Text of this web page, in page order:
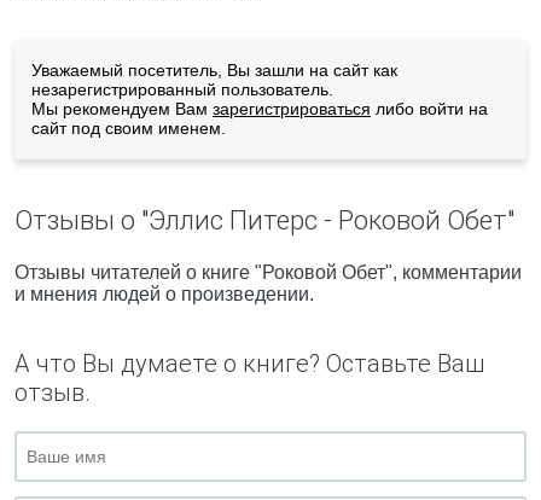
Уважаемый посетитель, Вы зашли на сайт как
незарегистрированный пользователь.
Мы рекомендуем Вам зарегистрироваться либо войти на
сайт под своим именем.
Отзывы о "Эллис Питерс - Роковой Обет"
Отзывы читателей о книге "Роковой Обет", комментарии
и мнения людей о произведении.
А что Вы думаете о книге? Оставьте Ваш
отзыв.